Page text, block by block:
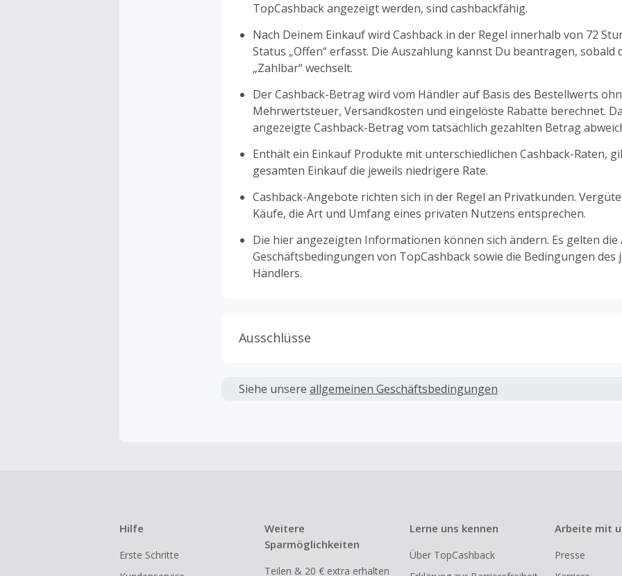
TopCashback angezeigt werden, sind cashbackfähig.
Nach Deinem Einkauf wird Cashback in der Regel innerhalb von 72
Status „Offen“ erfasst. Die Auszahlung kannst Du beantragen, sobald
„Zahlbar“ wechselt.
Der Cashback-Betrag wird vom Händler auf Basis des Bestellwerts
Mehrwertsteuer, Versandkosten und eingelöste Rabatte berechnet.
angezeigte Cashback-Betrag vom tatsächlich gezahlten Betrag
Enthält ein Einkauf Produkte mit unterschiedlichen Cashback-Raten,
gesamten Einkauf die jeweils niedrigere Rate.
Cashback-Angebote richten sich in der Regel an Privatkunden.
Käufe, die Art und Umfang eines privaten Nutzens entsprechen.
Die hier angezeigten Informationen können sich ändern. Es gelten die
Geschäftsbedingungen von TopCashback sowie die Bedingungen des
Händlers.
Ausschlüsse
verwendet werden, die nicht ausdrücklich auf dieser Händlerseite von
Gewerbliche, Reseller- oder ungewöhnlich große Bestellungen sind
Händlern vom Cashback ausgeschlossen.
Siehe unsere allgemeinen Geschäftsbedingungen
Hilfe
Erste Schritte
Weitere
Sparmöglichkeiten
Teilen & 20 € extra erhalten
Lerne uns kennen
Über TopCashback
Arbeite mit
Presse